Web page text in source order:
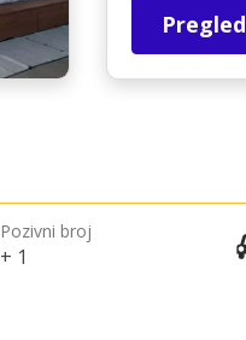
Pozivni broj
+ 1